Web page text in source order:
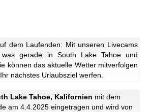
dem Laufenden: Mit unseren Livecams
gerade in South Lake Tahoe und
können das aktuelle Wetter mitverfolgen
nächstes Urlaubsziel werfen.
Lake Tahoe, Kalifornien mit dem
am 4.4.2025 eingetragen und wird von